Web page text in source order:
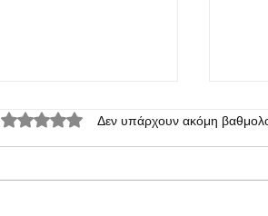
Βαθμολογήθηκε με 0 από 5 αστέρια.
Δεν υπάρχουν ακόμη